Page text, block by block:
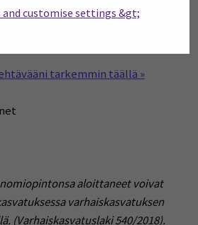
and customise settings &gt;
tarkemmin täällä »
aloittaneet voivat
varhaiskasvatuksen
(Varhaiskasvatuslaki 540/2018).